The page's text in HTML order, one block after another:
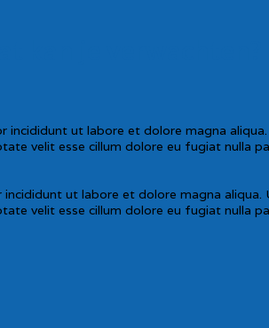
ut labore et dolore magna
velit esse cillum dolore eu fugiat nulla
ut labore et dolore magna
velit esse cillum dolore eu fugiat nulla